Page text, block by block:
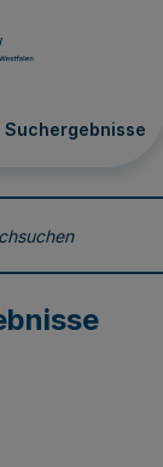
Suchergebnisse